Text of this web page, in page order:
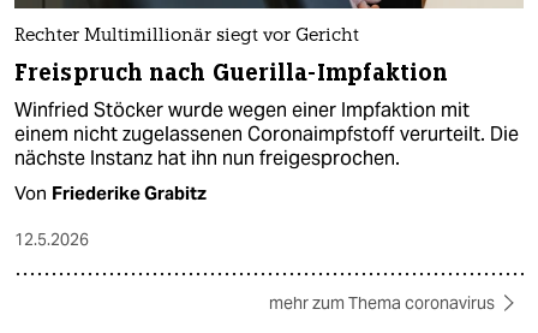
Rechter Multimillionär siegt vor Gericht
Freispruch nach Guerilla-Impfaktion
Winfried Stöcker wurde wegen einer Impfaktion mit
einem nicht zugelassenen Coronaimpfstoff verurteilt. Die
nächste Instanz hat ihn nun freigesprochen.
Von Friederike Grabitz
12.5.2026
mehr zum Thema coronavirus